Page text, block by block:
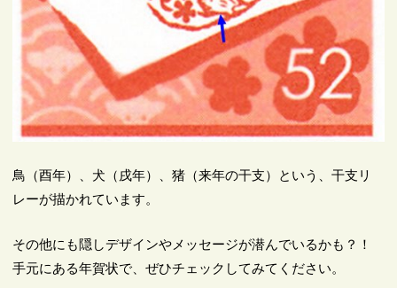
鳥（酉年）、犬（戌年）、猪（来年の干支）という、干支リ
レーが描かれています。
その他にも隠しデザインやメッセージが潜んでいるかも？！
手元にある年賀状で、ぜひチェックしてみてください。